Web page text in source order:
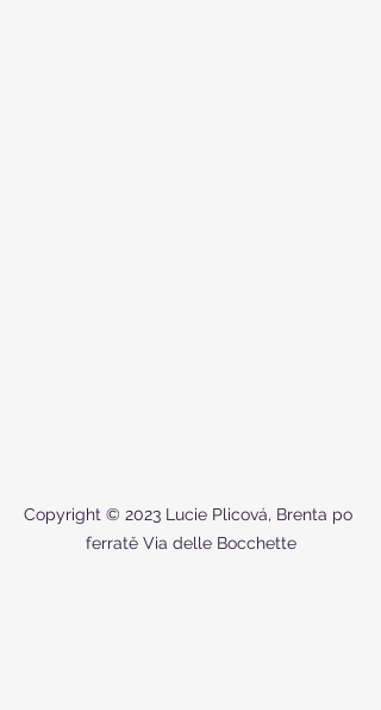
Copyright © 2023 Lucie Plicová, Brenta po
ferratě Via delle Bocchette